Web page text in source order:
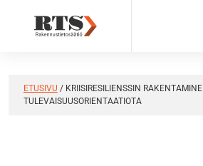
ETUSIVU / KRIISIRESILIENSSIN
TULEVAISUUSORIENTAATIOTA